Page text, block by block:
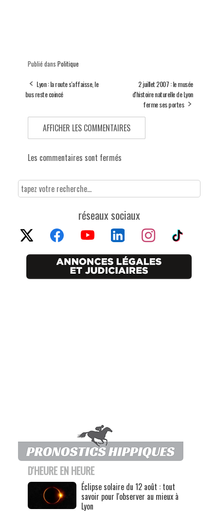
Publié dans Politique
Lyon : la route s'affaisse, le
bus reste coincé
2 juillet 2007 : le musée
d'histoire naturelle de Lyon
ferme ses portes
AFFICHER LES COMMENTAIRES
Les commentaires sont fermés
réseaux sociaux
D'HEURE EN HEURE
Éclipse solaire du 12 août : tout
savoir pour l'observer au mieux à
Lyon